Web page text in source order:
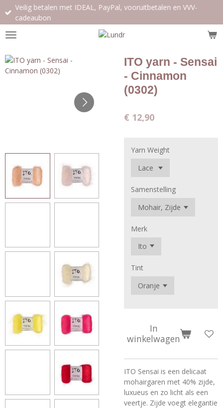
Ga
direct
naar
de
Veilig betalen met IDEAL, PayPal, vooruitbetalen en VVV-
cadeaubon
ITO yarn - Sensai
- Cinnamon
(0302)
€ 12,90
Yarn Weight
Samenstelling
Merk
Tint
In
winkelwagen
ITO Sensai is een delicaat
mohairgaren met 40% zijde,
luxueus en zo licht als een
veertje. Zijde voegt elegantie